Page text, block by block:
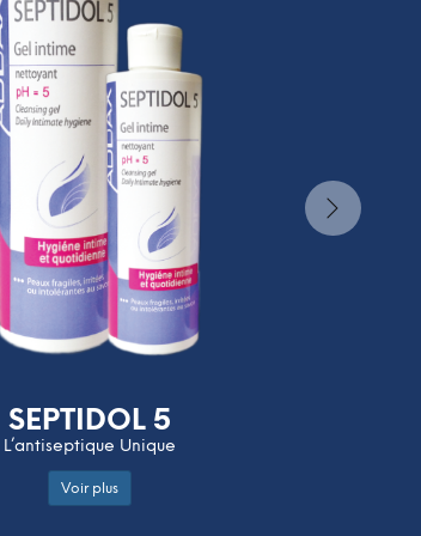
SEPTIDOL 5
L’antiseptique Unique
Voir plus